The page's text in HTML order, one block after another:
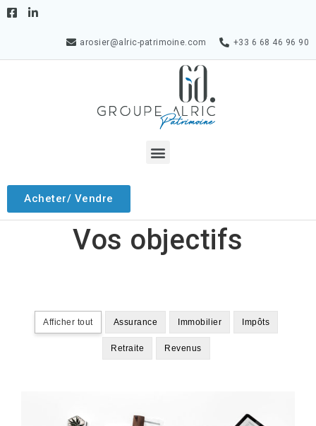
arosier@alric-patrimoine.com +33 6 68 46 96 90
Acheter/ Vendre
Vos objectifs
Afficher tout Assurance Immobilier Impôts
Retraite Revenus